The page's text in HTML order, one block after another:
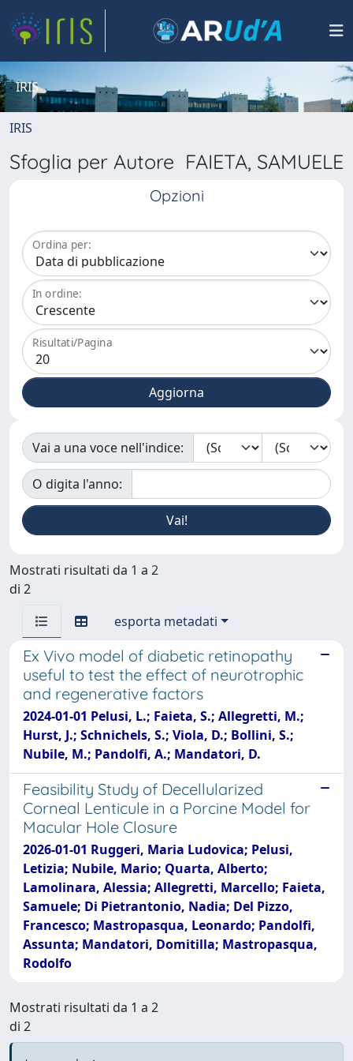
IRIS
IRIS
Sfoglia per Autore FAIETA, SAMUELE
Opzioni
Ordina per:
In ordine:
Risultati/Pagina
Vai a una voce nell'indice:
O digita l'anno:
Mostrati risultati da 1 a 2
di 2
esporta metadati
Ex Vivo model of diabetic retinopathy
useful to test the effect of neurotrophic
and regenerative factors
2024-01-01 Pelusi, L.; Faieta, S.; Allegretti, M.;
Hurst, J.; Schnichels, S.; Viola, D.; Bollini, S.;
Nubile, M.; Pandolfi, A.; Mandatori, D.
Feasibility Study of Decellularized
Corneal Lenticule in a Porcine Model for
Macular Hole Closure
2026-01-01 Ruggeri, Maria Ludovica; Pelusi,
Letizia; Nubile, Mario; Quarta, Alberto;
Lamolinara, Alessia; Allegretti, Marcello; Faieta,
Samuele; Di Pietrantonio, Nadia; Del Pizzo,
Francesco; Mastropasqua, Leonardo; Pandolfi,
Assunta; Mandatori, Domitilla; Mastropasqua,
Rodolfo
Mostrati risultati da 1 a 2
di 2